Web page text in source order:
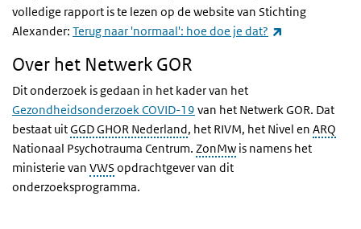
volledige rapport is te lezen op de website van Stichting
Alexander: Terug naar 'normaal': hoe doe je dat?
Over het Netwerk GOR
Dit onderzoek is gedaan in het kader van het
Gezondheidsonderzoek COVID-19 van het Netwerk GOR. Dat
bestaat uitGGD GHOR Nederland, het RIVM, het Nivel en ARQ
Nationaal Psychotrauma Centrum. ZonMw is namens het
ministerie van VWS opdrachtgever van dit
onderzoeksprogramma.